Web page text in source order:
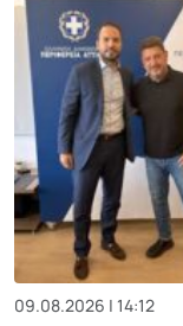
09.08.2026 | 14:12